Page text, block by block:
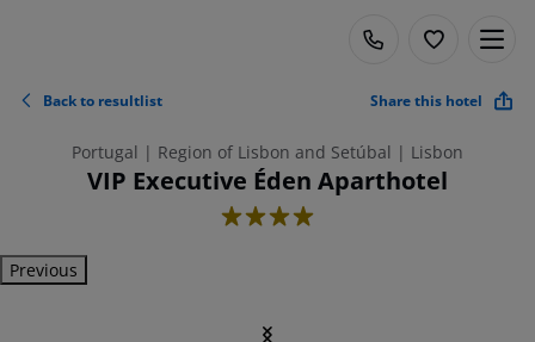
Back to resultlist Share this hotel
Portugal | Region of Lisbon and Setúbal | Lisbon
VIP Executive Éden Aparthotel
4
Previous